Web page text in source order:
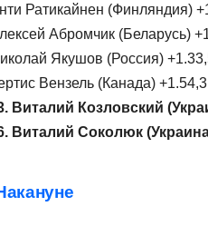
Ратикайнен (Финляндия)
Абромчик (Беларусь)
Якушов (Россия)
Вензель (Канада)
Виталий Козловский
Виталий Соколюк